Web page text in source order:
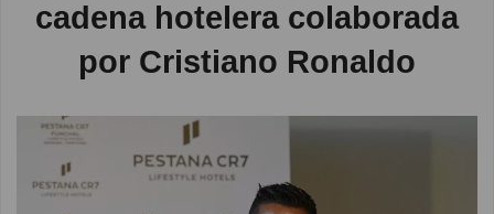
cadena hotelera colaborada
por Cristiano Ronaldo